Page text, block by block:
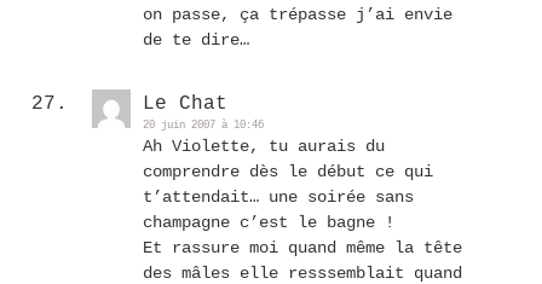
on passe, ça trépasse j’ai envie
de te dire…
Le Chat
20 juin 2007 à 10:46
Ah Violette, tu aurais du
comprendre dès le début ce qui
t’attendait… une soirée sans
champagne c’est le bagne !
Et rassure moi quand même la tête
des mâles elle resssemblait quand